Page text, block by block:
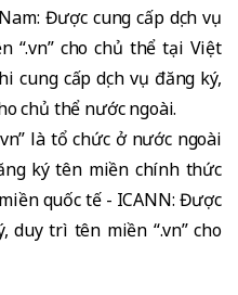
Được cung cấp dịch vụ
“.vn” cho chủ thể tại Việt
cung cấp dịch vụ đăng ký,
chủ thể nước ngoài.
là tổ chức ở nước ngoài
ký tên miền chính thức
quốc tế - ICANN: Được
duy trì tên miền “.vn” cho